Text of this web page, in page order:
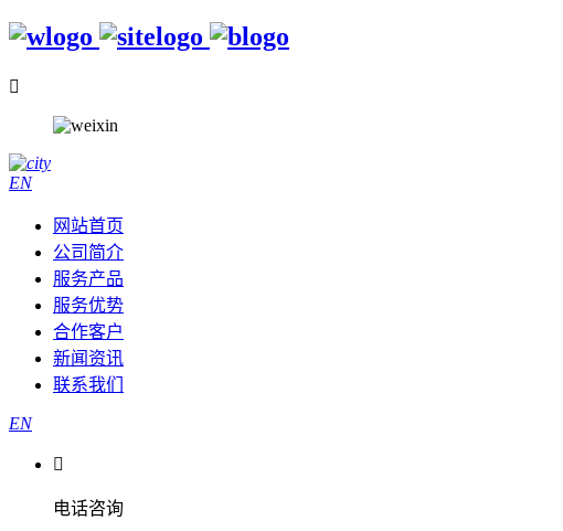

EN
网站首页
公司简介
服务产品
服务优势
合作客户
新闻资讯
联系我们
EN

电话咨询